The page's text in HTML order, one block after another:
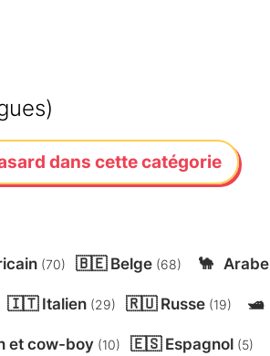
dans cette catégorie
(70) 🇧🇪Belge (68) 🐪 Arabe
🇮🇹Italien (29) 🇷🇺Russe (19) 🛥️
et cow-boy (10) 🇪🇸Espagnol (5)